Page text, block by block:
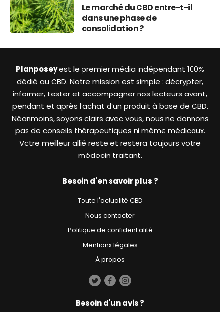
Le marché du CBD entre-t-il
dans une phase de
consolidation ?
Planposeyest le premier média indépendant 100%
dédié au CBD. Notre mission est simple : décrypter,
informer, tester et accompagner nos lecteurs avant,
pendant et après l’achat d’un produit à base de CBD.
Néanmoins, soyons clairs avec vous, nous ne donnons
pas de conseils thérapeutiques ni même médicaux.
Votre meilleur allié reste et restera toujours votre
médecin traitant.
Besoin d'en savoir plus ?
Toute l'actualité CBD
Nous contacter
Politique de confidentialité
Mentions légales
À propos
Besoin d'un avis ?